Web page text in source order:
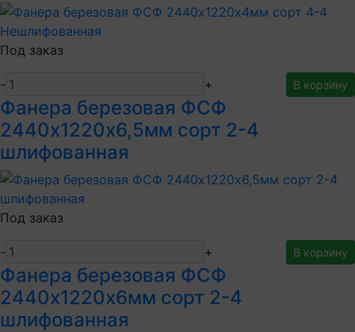
Под заказ
- + В корзину
Фанера березовая ФСФ
2440х1220х6,5мм сорт 2-4
шлифованная
Под заказ
- + В корзину
Фанера березовая ФСФ
2440х1220х6мм сорт 2-4
шлифованная